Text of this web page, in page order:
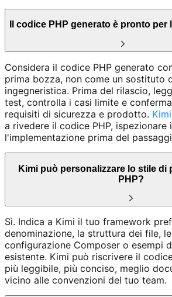
Il codice PHP generato è pronto
Considera il codice PHP generato
prima bozza, non come un sostituto
ingegneristica. Prima del rilascio,
test, controlla i casi limite e
requisiti di sicurezza e prodotto.
a rivedere il codice PHP,
l'implementazione prima del
Kimi può personalizzare lo stile di
PHP?
Sì. Indica a Kimi il tuo framework
denominazione, la struttura dei file,
configurazione Composer o esempi
esistente. Kimi può riscrivere il
più leggibile, più conciso, meglio
vicino alle convenzioni del tuo team.